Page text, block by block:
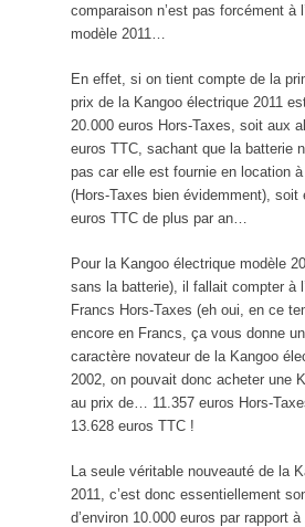
comparaison n’est pas forcément à
modèle 2011…
En effet, si on tient compte de la
prix de la Kangoo électrique 2011
20.000 euros Hors-Taxes, soit aux
euros TTC, sachant que la batterie
pas car elle est fournie en location
(Hors-Taxes bien évidemment), soit
euros TTC de plus par an…
Pour la Kangoo électrique modèle
sans la batterie), il fallait compter à
Francs Hors-Taxes (eh oui, en ce
encore en Francs, ça vous donne
caractère novateur de la Kangoo
2002, on pouvait donc acheter une
au prix de… 11.357 euros Hors-
13.628 euros TTC !
La seule véritable nouveauté de la
2011, c’est donc essentiellement
d’environ 10.000 euros par rapport